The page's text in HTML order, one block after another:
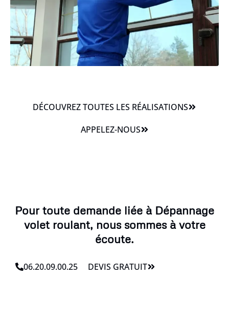
DÉCOUVREZ TOUTES LES RÉALISATIONS
APPELEZ-NOUS
Pour toute demande liée à Dépannage
volet roulant, nous sommes à votre
écoute.
06.20.09.00.25 DEVIS GRATUIT